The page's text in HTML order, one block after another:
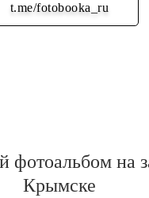
t.me/fotobooka_ru
Подписаться
фотоальбом на
Крымске